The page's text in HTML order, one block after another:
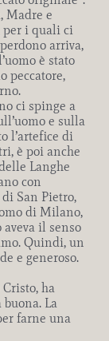
Madre e
per i quali ci
arriva,
è stato
peccatore,
ci spinge a
e sulla
l’artefice di
è poi anche
Langhe
con
San Pietro,
di Milano,
il senso
Quindi, un
e generoso.
ha
La
farne una